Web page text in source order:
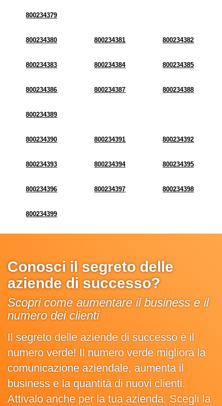
800234379
800234380 800234381 800234382
800234383 800234384 800234385
800234386 800234387 800234388
800234389
800234390 800234391 800234392
800234393 800234394 800234395
800234396 800234397 800234398
800234399
Conosci il segreto delle
aziende di successo?
Scopri come aumentare il business e il
numero dei clienti
Il segreto delle aziende di successo è il
numero verde! Il numero verde migliora la
comunicazione aziendale, aumenta il
business e la quantità di nuovi clienti.
Attivalo anche per la tua azienda. Scegli la